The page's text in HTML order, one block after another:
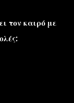
τον καιρό με